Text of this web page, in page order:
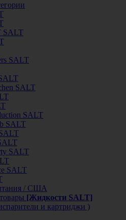
SALT
SALT
SALT
SALT
SALT
SALT
SALT
/ США
[Жидкости SALT]
и картриджи )